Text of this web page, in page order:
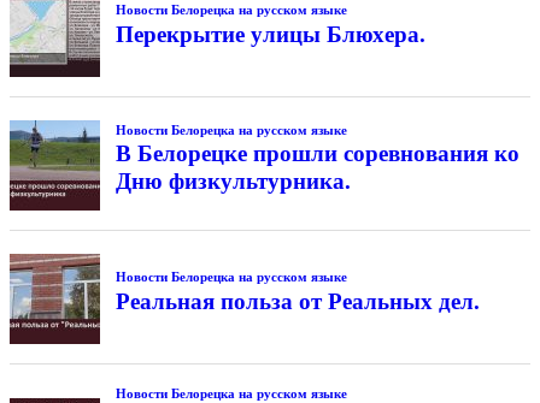
Новости Белорецка на русском языке
Перекрытие улицы Блюхера.
Новости Белорецка на русском языке
В Белорецке прошли соревнования ко
Дню физкультурника.
Новости Белорецка на русском языке
Реальная польза от Реальных дел.
Новости Белорецка на русском языке